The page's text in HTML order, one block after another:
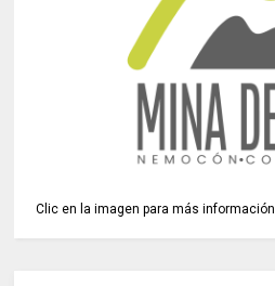
Clic en la imagen para más información